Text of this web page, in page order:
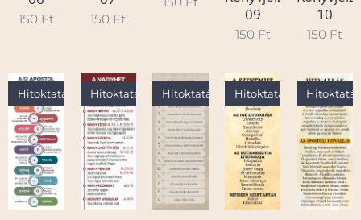
150 Ft 150 Ft
09
150 Ft
10
150 Ft
Hitoktatás Hitoktatás Hitoktatás Hitoktatás Hitoktatás